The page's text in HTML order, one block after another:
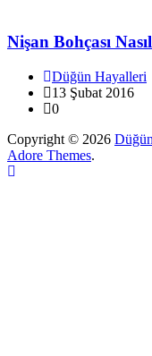
Nişan Bohçası
Düğün Hayalleri
13 Şubat 2016
0
Copyright © 2026
Adore Themes.